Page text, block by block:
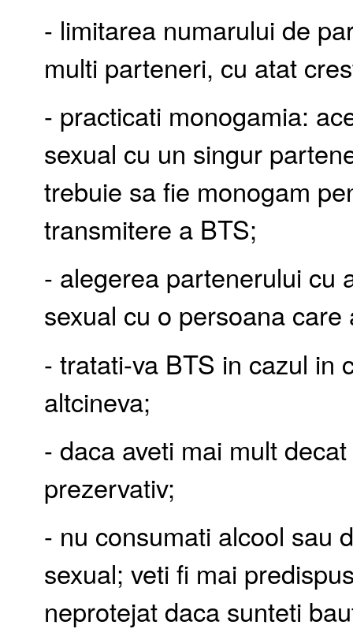
- limitarea numarului de
multi parteneri, cu atat
- practicati monogamia:
sexual cu un singur
trebuie sa fie monogam
transmitere a BTS;
- alegerea partenerului cu
sexual cu o persoana
- tratati-va BTS in cazul in
altcineva;
- daca aveti mai mult
prezervativ;
- nu consumati alcool sau
sexual; veti fi mai
neprotejat daca sunteti